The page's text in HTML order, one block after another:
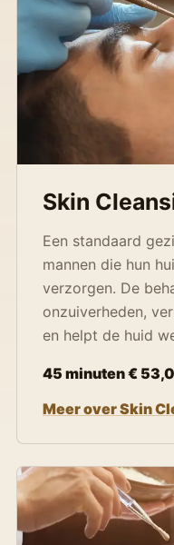
Skin
Een standaard
mannen die hun
verzorgen. De
onzuiverheden,
en helpt de huid
45 minuten €
Meer over Skin